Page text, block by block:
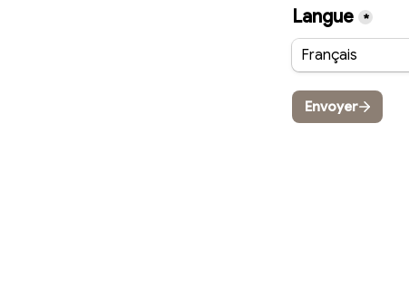
Langue *
Français
Envoyer